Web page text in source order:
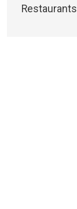
Restaurants